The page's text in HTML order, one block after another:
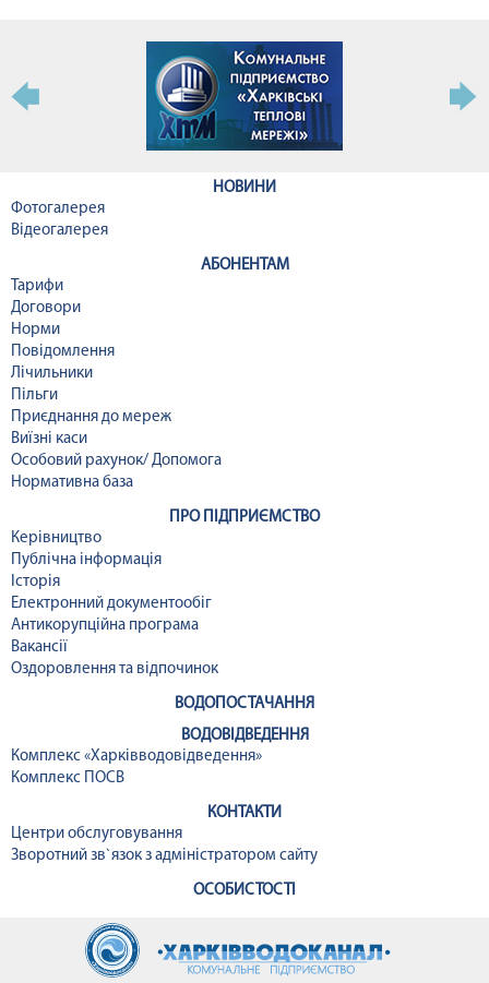
НОВИНИ
Фотогалерея
Відеогалерея
АБОНЕНТАМ
Тарифи
Договори
Норми
Повідомлення
Лічильники
Пільги
Приєднання до мереж
Виїзні каси
Особовий рахунок/ Допомога
Нормативна база
ПРО ПІДПРИЄМСТВО
Керівництво
Публічна інформація
Історія
Електронний документообіг
Антикорупційна програма
Вакансії
Оздоровлення та відпочинок
ВОДОПОСТАЧАННЯ
ВОДОВІДВЕДЕННЯ
Комплекс «Харківводовідведення»
Комплекс ПОСВ
КОНТАКТИ
Центри обслуговування
Зворотний зв`язок з адміністратором сайту
ОСОБИСТОСТІ